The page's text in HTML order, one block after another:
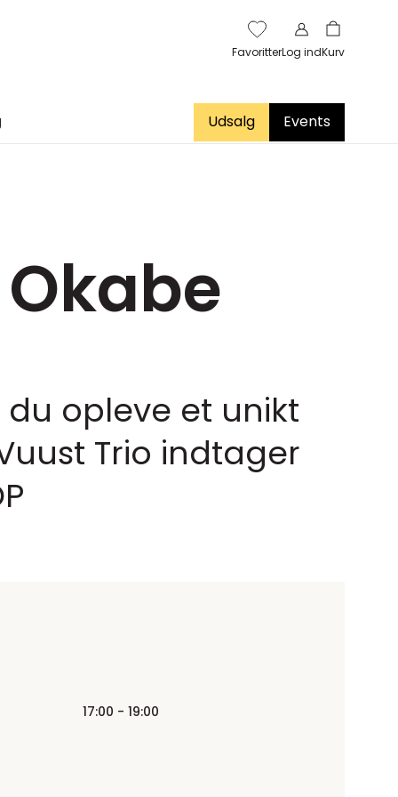
FavoritterLog indKurv
Udsalg Events
du opleve et unikt
Trio indtager
17:00 - 19:00